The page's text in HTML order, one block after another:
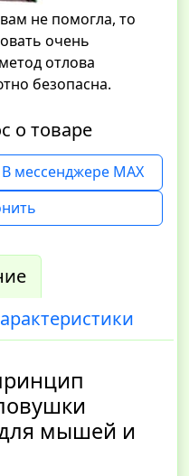
не помогла, то
очень
отлова
безопасна.
о товаре
В мессенджере MAX
для мышей и